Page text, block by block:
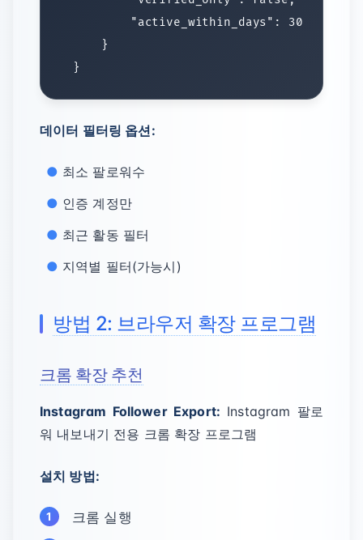
데이터 필터링 옵션:
최소 팔로워수
인증 계정만
최근 활동 필터
지역별 필터(가능시)
방법 2: 브라우저 확장 프로그램
크롬 확장 추천
Instagram Follower Export: Instagram 팔로
워 내보내기 전용 크롬 확장 프로그램
설치 방법:
크롬 실행